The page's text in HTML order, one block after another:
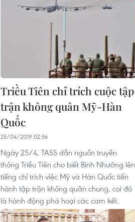
Triều Tiên chỉ trích cuộc tập
trận không quân Mỹ-Hàn
Quốc
25/04/2019 02:56
Ngày 25/4, TASS dẫn nguồn truyền
thông Triều Tiên cho biết Bình Nhưỡng lên
tiếng chỉ trích việc Mỹ và Hàn Quốc tiến
hành tập trận không quân chung, coi đó
là hành động phá hoại các cam kết.